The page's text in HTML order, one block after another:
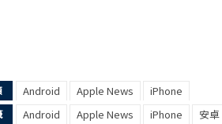
Android Apple News iPhone
Android Apple News iPhone 安卓